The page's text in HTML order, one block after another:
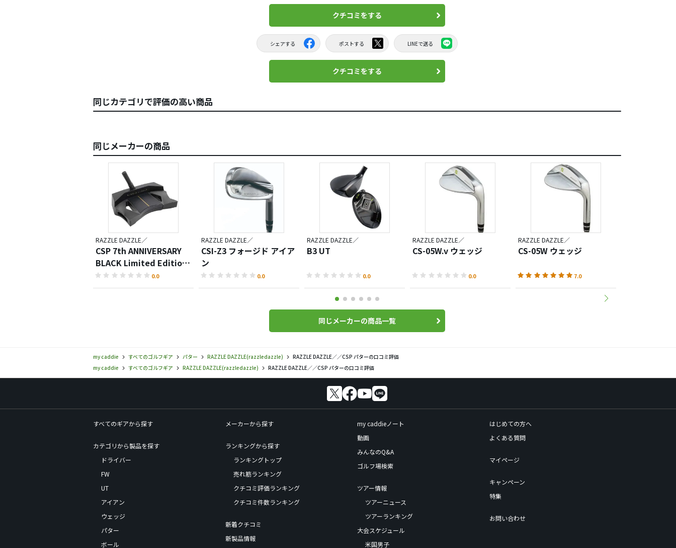
クチコミをする
シェアする ポストする LINEで送る
クチコミをする
同じカテゴリで評価の高い商品
同じメーカーの商品
RAZZLE DAZZLE／
CSP 7th ANNIVERSARY
BLACK Limited Edition
パター
0.0
RAZZLE DAZZLE／
CSI-Z3 フォージド アイア
ン
0.0
RAZZLE DAZZLE／
B3 UT
0.0
RAZZLE DAZZLE／
CS-05W.v ウェッジ
0.0
RAZZLE DAZZLE／
CS-05W ウェッジ
7.0
同じメーカーの商品一覧
my caddie すべてのゴルフギア パター RAZZLE DAZZLE(razzledazzle)
RAZZLE DAZZLE／／CSP パターの口コミ評価
my caddie
すべてのゴルフギア RAZZLE DAZZLE(razzledazzle) RAZZLE DAZZLE／／CSP パターの口コミ評価
すべてのギアから探す
カテゴリから製品を探す
ドライバー
FW
UT
アイアン
ウェッジ
パター
ボール
メーカーから探す
ランキングから探す
ランキングトップ
売れ筋ランキング
クチコミ評価ランキング
クチコミ件数ランキング
新着クチコミ
新製品情報
my caddieノート
動画
みんなのQ&A
ゴルフ場検索
ツアー情報
ツアーニュース
ツアーランキング
大会スケジュール
米国男子
はじめての方へ
よくある質問
マイページ
キャンペーン
特集
お問い合わせ